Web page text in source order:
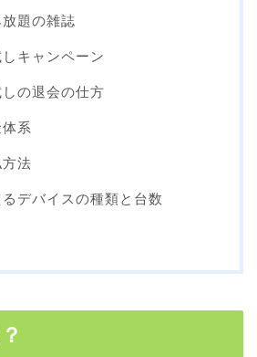
題の雑誌
キャンペーン
の退会の仕方
系
法
デバイスの種類と台数